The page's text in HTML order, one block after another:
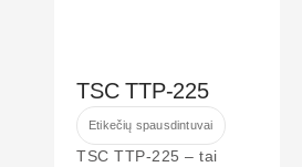
TSC TTP-225
Etikečių spausdintuvai
TSC TTP-225 – tai